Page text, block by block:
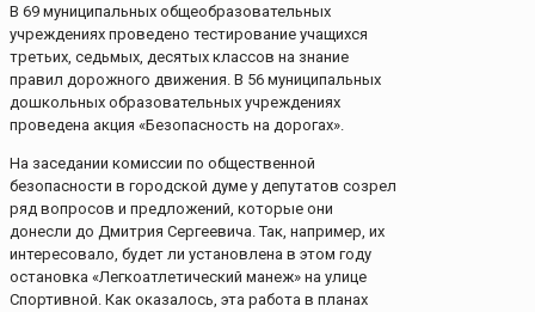
В 69 муниципальных общеобразовательных
учреждениях проведено тестирование учащихся
третьих, седьмых, десятых классов на знание
правил дорожного движения. В 56 муниципальных
дошкольных образовательных учреждениях
проведена акция «Безопасность на дорогах».
На заседании комиссии по общественной
безопасности в городской думе у депутатов созрел
ряд вопросов и предложений, которые они
донесли до Дмитрия Сергеевича. Так, например, их
интересовало, будет ли установлена в этом году
остановка «Легкоатлетический манеж» на улице
Спортивной. Как оказалось, эта работа в планах